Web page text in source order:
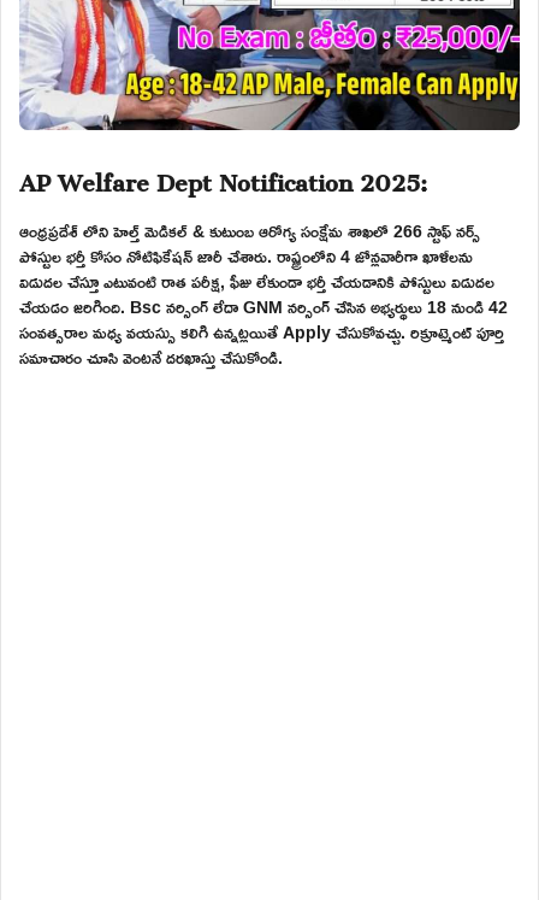
AP Welfare Dept Notification 2025:
ఆంధ్రప్రదేశ్ లోని హెల్త్ మెడికల్ & కుటుంబ ఆరోగ్య సంక్షేమ శాఖలో 266 స్టాఫ్ నర్స్
పోస్టుల భర్తీ కోసం నోటిఫికేషన్ జారీ చేశారు. రాష్ట్రంలోని 4 జోన్లవారీగా ఖాళీలను
విడుదల చేస్తూ ఎటువంటి రాత పరీక్ష, ఫీజు లేకుండా భర్తీ చేయడానికి పోస్టులు విడుదల
చేయడం జరిగింది. Bsc నర్సింగ్ లేదా GNM నర్సింగ్ చేసిన అభ్యర్థులు 18 నుండి 42
సంవత్సరాల మధ్య వయస్సు కలిగి ఉన్నట్లయితే Apply చేసుకోవచ్చు. రిక్రూట్మెంట్ పూర్తి
సమాచారం చూసి వెంటనే దరఖాస్తు చేసుకోండి.